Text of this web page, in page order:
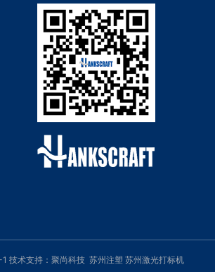
技术支持： 聚尚科技 苏州注塑 苏州激光打标机